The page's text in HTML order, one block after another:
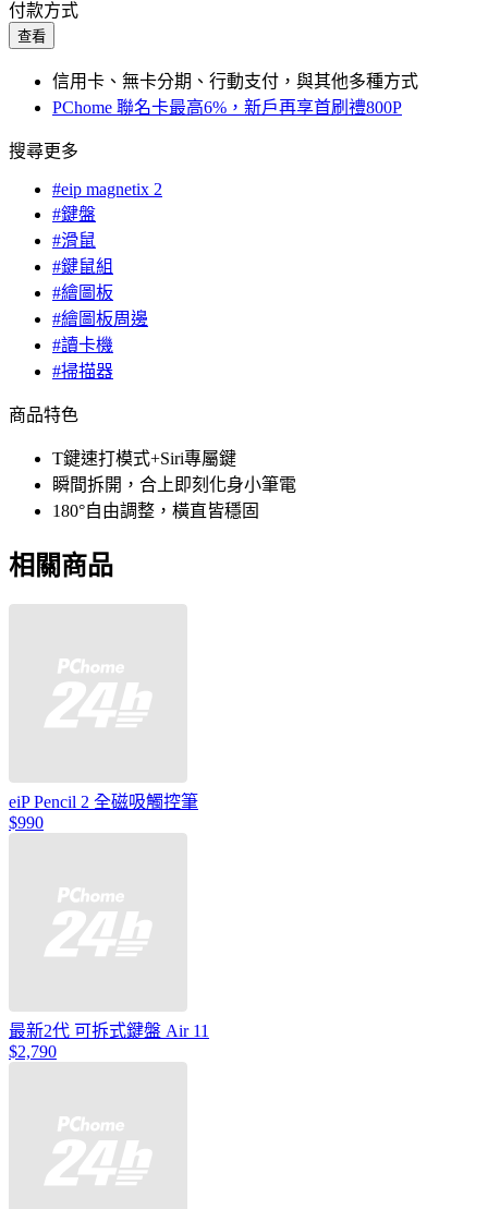
付款方式
查看
信用卡、無卡分期、行動支付，與其他多種方式
PChome 聯名卡最高6%，新戶再享首刷禮800P
搜尋更多
#eip magnetix 2
#鍵盤
#滑鼠
#鍵鼠組
#繪圖板
#繪圖板周邊
#讀卡機
#掃描器
商品特色
T鍵速打模式+Siri專屬鍵
瞬間拆開，合上即刻化身小筆電
180°自由調整，橫直皆穩固
相關商品
eiP Pencil 2 全磁吸觸控筆
$990
最新2代 可拆式鍵盤 Air 11
$2,790